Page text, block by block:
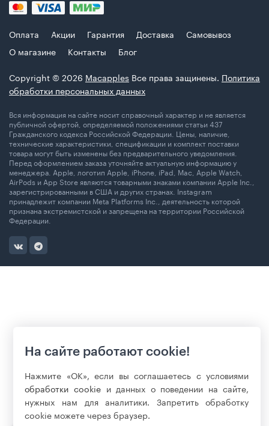
Оплата Акции Гарантия Доставка
Самовывоз
О магазине
Контакты
Блог
Copyright © 2026 Macapples Все права защинены. Политика
обработки персональных данных
Вся информация на сайте носит справочный характер и не является
публичной офертой, определяемой положениями статьи 437
Гражданского кодекса Российской Федерации. Цены, наличие,
технические характеристики, спецификации и комплект поставки
товара могут быть изменены без предварительного уведомления.
Перед оформлением заказа уточняйте актуальную информацию у
менеджера. Apple, логотип Apple, iPhone, iPad, Mac, Apple Watch,
AirPods и App Store являются товарными знаками компании Apple Inc.,
зарегистрированными в США и других странах. Instagram
принадлежит компании Meta Platforms Inc., деятельность которой
признана экстремистской и запрещена на территории Российской
Федерации.
На сайте работают cookie!
Нажмите «ОК», если вы соглашаетесь с условиями
обработки cookie и данных о поведении на сайте,
нужных нам для аналитики. Запретить обработку
cookie можете через браузер.